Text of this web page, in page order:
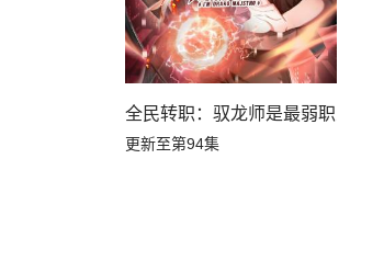
全民转职：驭龙师是最弱职业？
更新至第94集